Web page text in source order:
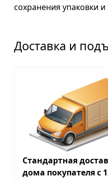
сохранения упаковки
Доставка и
Стандартная
дома покупателя с